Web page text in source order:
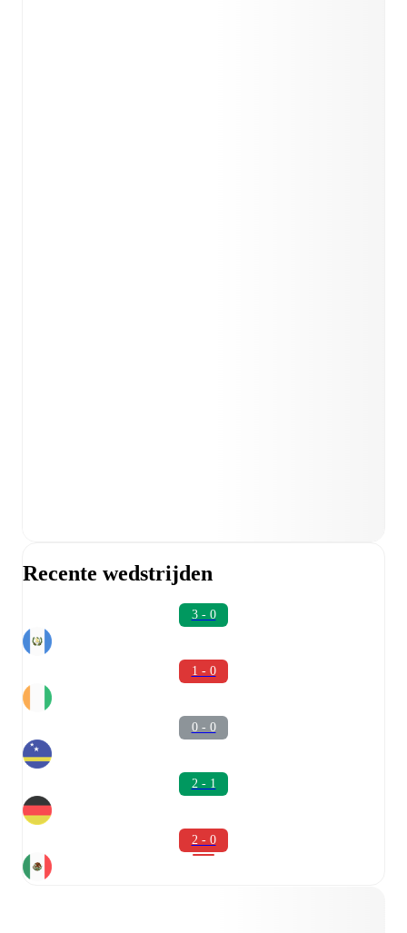
Recente wedstrijden
3 - 0
1 - 0
0 - 0
2 - 1
2 - 0